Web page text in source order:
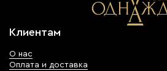
Клиентам
О нас
Оплата и доставка